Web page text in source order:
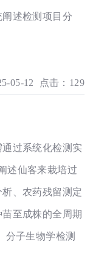
述检测项目分
05-12 点击：129
过系统化检测实
述仙客来栽培过
、农药残留测定
至成株的全周期
分子生物学检测